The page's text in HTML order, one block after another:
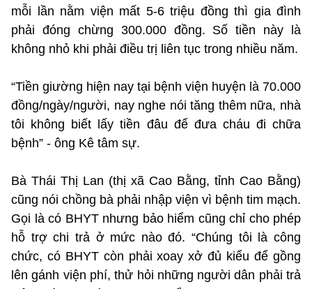
mỗi lần nằm viện mất 5-6 triệu đồng thì gia đình
phải đóng chừng 300.000 đồng. Số tiền này là
không nhỏ khi phải điều trị liên tục trong nhiều năm.
“Tiền giường hiện nay tại bệnh viện huyện là 70.000
đồng/ngày/người, nay nghe nói tăng thêm nữa, nhà
tôi không biết lấy tiền đâu để đưa cháu đi chữa
bệnh” - ông Kê tâm sự.
Bà Thái Thị Lan (thị xã Cao Bằng, tỉnh Cao Bằng)
cũng nói chồng bà phải nhập viện vì bệnh tim mạch.
Gọi là có BHYT nhưng bảo hiểm cũng chỉ cho phép
hỗ trợ chi trả ở mức nào đó. “Chúng tôi là công
chức, có BHYT còn phải xoay xở đủ kiểu để gồng
lên gánh viện phí, thử hỏi những người dân phải trả